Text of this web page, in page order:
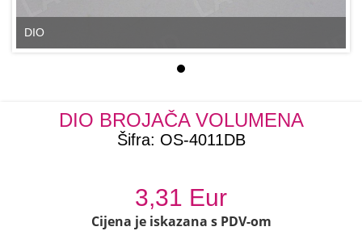
DIO
DIO BROJAČA VOLUMENA
Šifra: OS-4011DB
3,31 Eur
Cijena je iskazana s PDV-om